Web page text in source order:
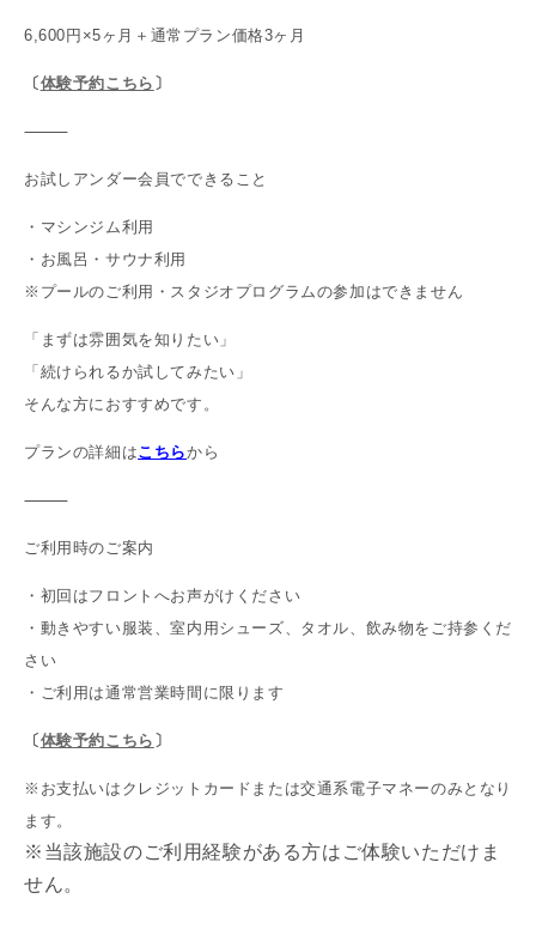
6,600円×5ヶ月＋通常プラン価格3ヶ月
〔体験予約こちら 〕
⸻
お試しアンダー会員でできること
・マシンジム利用
・お風呂・サウナ利用
※プールのご利用・スタジオプログラムの参加はできません
「まずは雰囲気を知りたい」
「続けられるか試してみたい」
そんな方におすすめです。
プランの詳細はこちらから
⸻
ご利用時のご案内
・初回はフロントへお声がけください
・動きやすい服装、室内用シューズ、タオル、飲み物をご持参くだ
さい
・ご利用は通常営業時間に限ります
〔体験予約こちら 〕
※お支払いはクレジットカードまたは交通系電子マネーのみとなり
ます。
※当該施設のご利用経験がある方はご体験いただけま
せん。